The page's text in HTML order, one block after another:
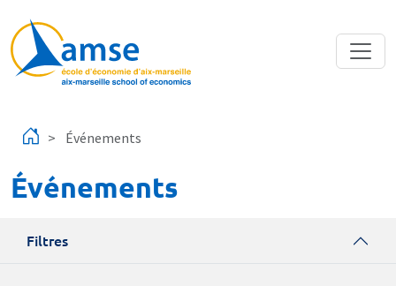
Événements
Événements
Filtres